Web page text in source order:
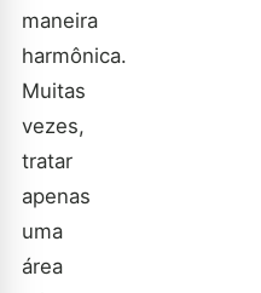
maneira
harmônica.
Muitas
vezes,
tratar
apenas
uma
área